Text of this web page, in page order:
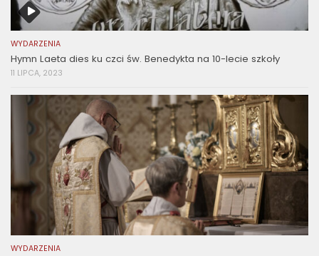
WYDARZENIA
Hymn Laeta dies ku czci św. Benedykta na 10-lecie szkoły
11 LIPCA, 2023
WYDARZENIA